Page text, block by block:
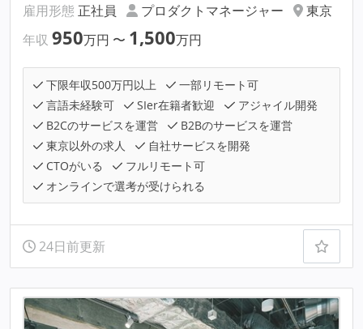
雇用形態 正社員 プロダクトマネージャー
東京
年収 950万円 〜 1,500万円
下限年収500万円以上
一部リモート可
言語未経験可
SIer在籍者歓迎
アジャイル開発
B2Cのサービスを運営
B2Bのサービスを運営
東京以外の求人
自社サービスを開発
CTOがいる
フルリモート可
オンラインで選考が受けられる
24日前更新